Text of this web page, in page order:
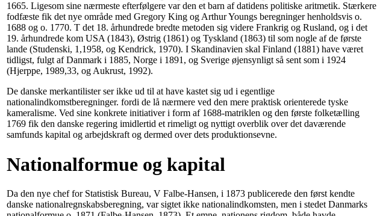
1665. Ligesom sine nærmeste efterfølgere var den et barn af datidens politiske aritmetik. Stærkere
fodfæste fik det nye område med Gregory King og Arthur Youngs beregninger henholdsvis o.
1688 og o. 1770. T det 18. århundrede bredte metoden sig videre Frankrig og Rusland, og i det
19. århundrede kom USA (1843), Østrig (1861) og Tyskland (1863) til som nogle af de første
lande (Studenski, 1,1958, og Kendrick, 1970). I Skandinavien skal Finland (1881) have været
tidligst, fulgt af Danmark i 1885, Norge i 1891, og Sverige øjensynligt så sent som i 1924
(Hjerppe, 1989,33, og Aukrust, 1992).
De danske merkantilister ser ikke ud til at have kastet sig ud i egentlige
nationalindkomstberegninger. fordi de lå nærmere ved den mere praktisk orienterede tyske
kameralisme. Ved sine konkrete initiativer i form af 1688-matriklen og den første folketælling
1769 fik den danske regering imidlertid et rimeligt og nyttigt overblik over det daværende
samfunds kapital og arbejdskraft og dermed over dets produktionsevne.
Nationalformue og kapital
Da den nye chef for Statistisk Bureau, V Falbe-Hansen, i 1873 publicerede den først kendte
danske nationalregnskabsberegning, var sigtet ikke nationalindkomsten, men i stedet Danmarks